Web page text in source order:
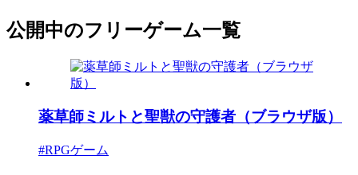
公開中のフリーゲーム一覧
薬草師ミルトと聖獣の守護者（ブラウザ版）
#RPGゲーム